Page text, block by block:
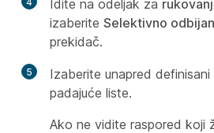
Idite na odeljak za
izaberite Selektivno
prekidač.
5
Izaberite unapred
padajuće liste.
Ako ne vidite raspored koji